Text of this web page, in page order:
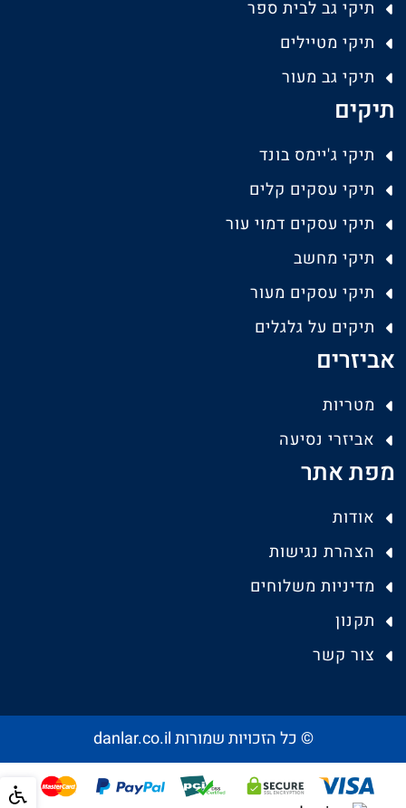
תיקי גב לבית ספר
תיקי מטיילים
תיקי גב מעור
תיקים
תיקי ג'יימס בונד
תיקי עסקים קלים
תיקי עסקים דמוי עור
תיקי מחשב
תיקי עסקים מעור
תיקים על גלגלים
אביזרים
מטריות
אביזרי נסיעה
מפת אתר
אודות
הצהרת נגישות
מדיניות משלוחים
תקנון
צור קשר
© כל הזכויות שמורות danlar.co.il